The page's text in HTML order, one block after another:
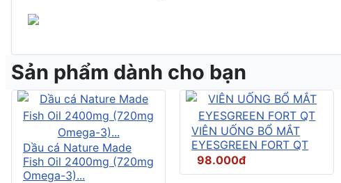
Sản phẩm dành cho bạn
Dầu cá Nature Made
Fish Oil 2400mg (720mg
Omega-3)...
VIÊN UỐNG BỔ MẮT
EYESGREEN FORT QT
98.000đ